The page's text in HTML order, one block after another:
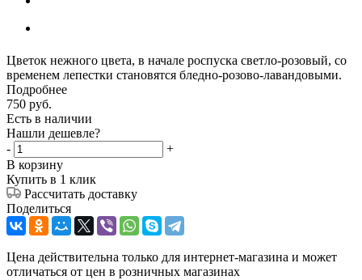
Цветок нежного цвета, в начале роспуска светло-розовый, со
временем лепестки становятся бледно-розово-лавандовыми.
Подробнее
750 руб.
Есть в наличии
Нашли дешевле?
-
+
В корзину
Купить в 1 клик
Рассчитать доставку
Поделиться
Цена действительна только для интернет-магазина и может
отличаться от цен в розничных магазинах